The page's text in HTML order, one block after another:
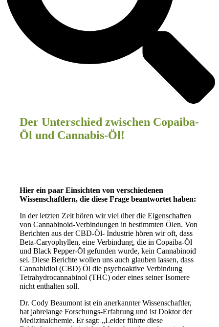
Der Unterschied zwischen Copaiba-
Öl und Cannabis-Öl!
Hier ein paar Einsichten von verschiedenen
Wissenschaftlern, die diese Frage beantwortet haben:
In der letzten Zeit hören wir viel über die Eigenschaften
von Cannabinoid-Verbindungen in bestimmten Ölen. Von
Berichten aus der CBD-Öl- Industrie hören wir oft, dass
Beta-Caryophyllen, eine Verbindung, die in Copaiba-Öl
und Black Pepper-Öl gefunden wurde, kein Cannabinoid
sei. Diese Berichte wollen uns auch glauben lassen, dass
Cannabidiol (CBD) Öl die psychoaktive Verbindung
Tetrahydrocannabinol (THC) oder eines seiner Isomere
nicht enthalten soll.
Dr. Cody Beaumont ist ein anerkannter Wissenschaftler,
hat jahrelange Forschungs-Erfahrung und ist Doktor der
Medizinalchemie. Er sagt: „Leider führte diese